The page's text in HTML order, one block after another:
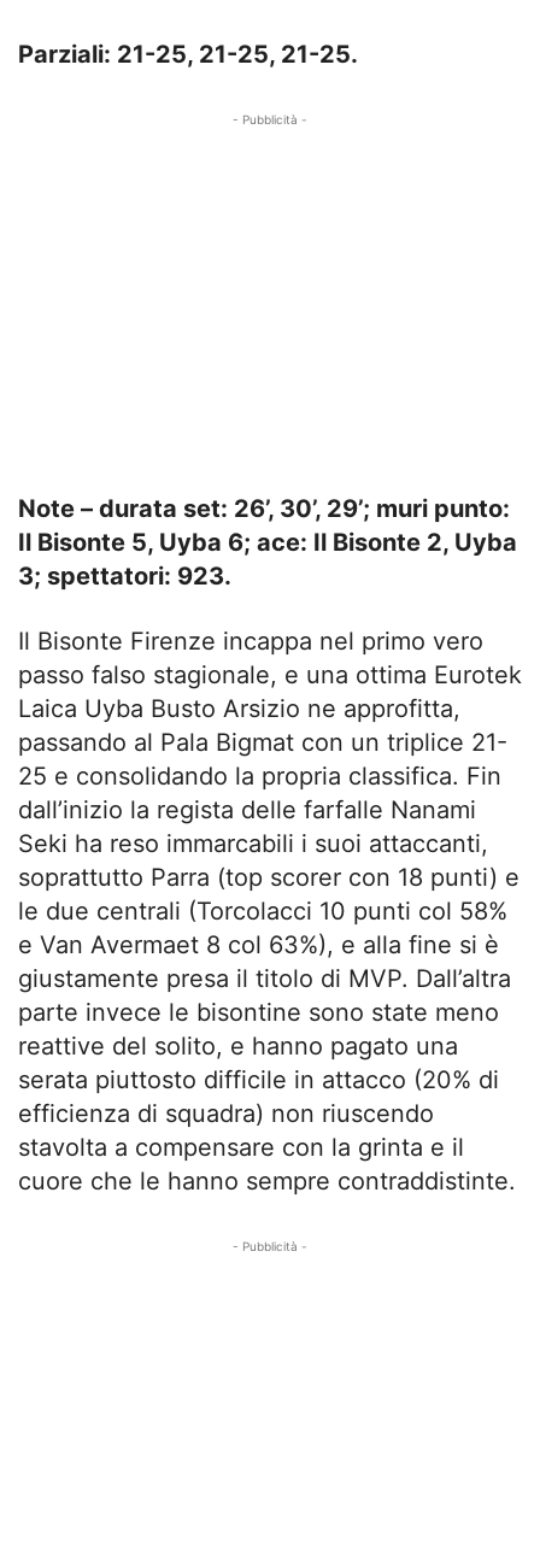
Parziali: 21-25, 21-25, 21-25.
- Pubblicità -
Note – durata set: 26’, 30’, 29’; muri punto:
Il Bisonte 5, Uyba 6; ace: Il Bisonte 2, Uyba
3; spettatori: 923.
Il Bisonte Firenze incappa nel primo vero
passo falso stagionale, e una ottima Eurotek
Laica Uyba Busto Arsizio ne approfitta,
passando al Pala Bigmat con un triplice 21-
25 e consolidando la propria classifica. Fin
dall’inizio la regista delle farfalle Nanami
Seki ha reso immarcabili i suoi attaccanti,
soprattutto Parra (top scorer con 18 punti) e
le due centrali (Torcolacci 10 punti col 58%
e Van Avermaet 8 col 63%), e alla fine si è
giustamente presa il titolo di MVP. Dall’altra
parte invece le bisontine sono state meno
reattive del solito, e hanno pagato una
serata piuttosto difficile in attacco (20% di
efficienza di squadra) non riuscendo
stavolta a compensare con la grinta e il
cuore che le hanno sempre contraddistinte.
- Pubblicità -